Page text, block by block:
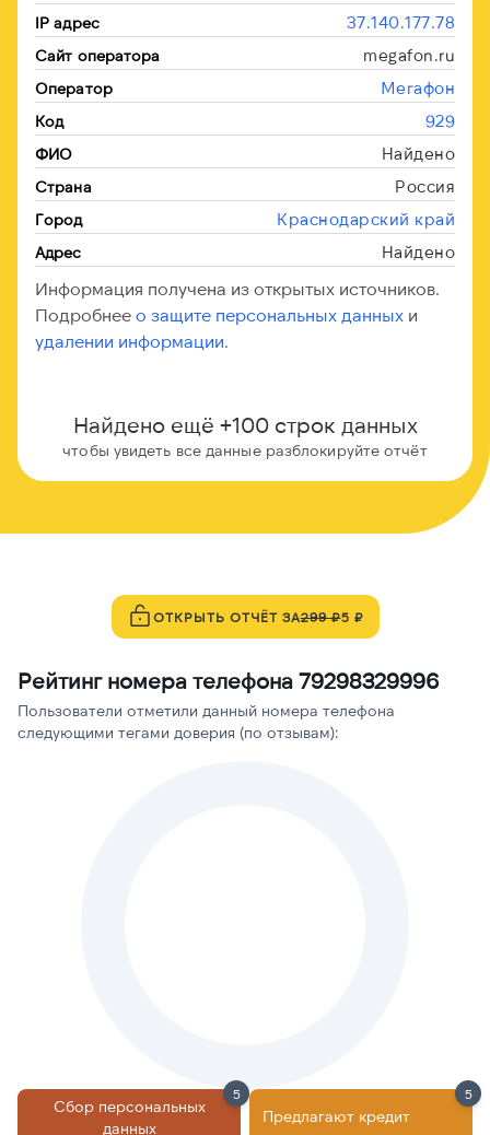
IP адрес 37.140.177.78
Сайт оператора megafon.ru
Оператор Мегафон
Код 929
ФИО Найдено
Страна Россия
Город Краснодарский край
Адрес Найдено
Информация получена из открытых источников.
Подробнее о защите персональных данных и
удалении информации.
Найдено ещё +100 строк данных
чтобы увидеть все данные разблокируйте отчёт
ОТКРЫТЬ ОТЧЁТ ЗА299 ₽5 ₽
Рейтинг номера телефона 79298329996
Пользователи отметили данный номера телефона
следующими тегами доверия (по отзывам):
Сбор персональных
данных
5
Предлагают кредит
5